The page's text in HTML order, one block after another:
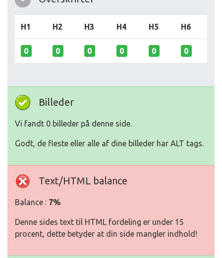
H1 H2 H3 H4 H5 H6
0 0 0 0 0 0
Billeder
Vi fandt 0 billeder på denne side.
Godt, de fleste eller alle af dine billeder har ALT tags.
Text/HTML balance
Balance : 7%
Denne sides text til HTML fordeling er under 15
procent, dette betyder at din side mangler indhold!